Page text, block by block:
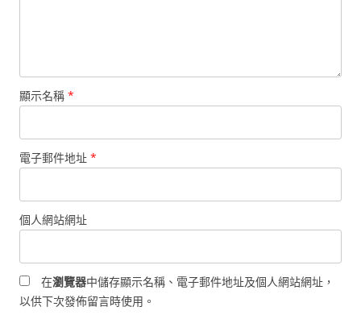
顯示名稱 *
電子郵件地址 *
個人網站網址
在瀏覽器中儲存顯示名稱、電子郵件地址及個人網站網址，
以供下次發佈留言時使用。